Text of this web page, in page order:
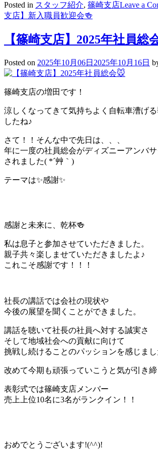
Posted in スタッフ紹介, 篠崎支店Leave a
支店】新入職員歓迎会🍻
【篠崎支店】2025年社員総
Posted on 2025年10月06日 2025年10月16日
篠崎支店の増田です！
涼しくなってきて気持ちよく自転車漕げ
したね♪
さて！！そんな中で先日は、、、
年に一度の社員総会がディズニーアンバ
されました( *´艸｀)
テーマは✨感謝✨
感謝と未来に、乾杯🍻
私は息子と参加させていただきました。
親子共々楽しませていただきましたよ♪
これこそ感謝です！！！
社長の講話では会社の現状や
今後の展望を聞くことができました。
講話を聴いて社長の社員へ対する誠実さ
そして地域社会への貢献に向けて
挑戦し続けることのパッションを感じまし
改めて今期も頑張っていこうと気が引き
表彰式では篠崎支店メンバー
売上上位10名に3名がランクイン！！
おめでとうございます!(^^)!